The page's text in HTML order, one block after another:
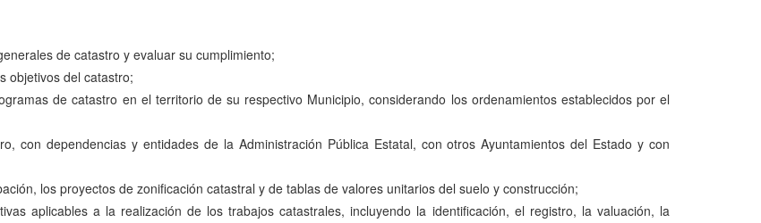
de catastro y evaluar su cumplimiento;
objetivos del catastro;
de catastro en el territorio de su respectivo Municipio, considerando los ordenamientos establecidos por el
con dependencias y entidades de la Administración Pública Estatal, con otros Ayuntamientos del Estado y con
los proyectos de zonificación catastral y de tablas de valores unitarios del suelo y construcción;
aplicables a la realización de los trabajos catastrales, incluyendo la identificación, el registro, la valuación, la